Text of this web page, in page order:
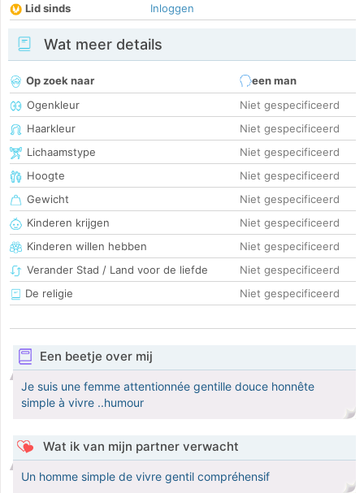
Lid sinds
Inloggen
Wat meer details
Op zoek naar
een man
Ogenkleur
Niet gespecificeerd
Haarkleur
Niet gespecificeerd
Lichaamstype
Niet gespecificeerd
Hoogte
Niet gespecificeerd
Gewicht
Niet gespecificeerd
Kinderen krijgen
Niet gespecificeerd
Kinderen willen hebben
Niet gespecificeerd
Verander Stad / Land voor de liefde
Niet gespecificeerd
De religie
Niet gespecificeerd
Een beetje over mij
Je suis une femme attentionnée gentille douce honnête
simple à vivre ..humour
Wat ik van mijn partner verwacht
Un homme simple de vivre gentil compréhensif